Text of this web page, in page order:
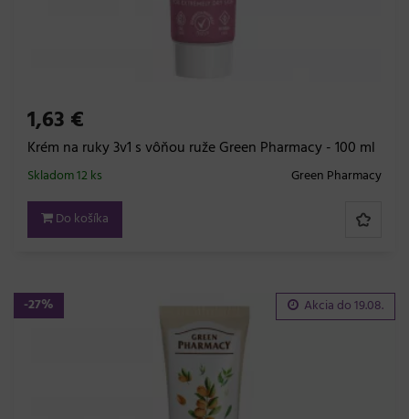
1,63 €
Krém na ruky 3v1 s vôňou ruže Green Pharmacy - 100 ml
Green Pharmacy
Skladom 12 ks
Do košíka
-27% Akcia do19.08.